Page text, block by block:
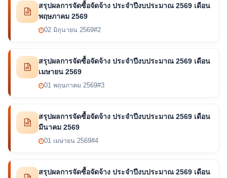
สรุปผลการจัดซื้อจัดจ้าง ประจำปีงบประมาณ 2569 เดือน
พฤษภาคม 2569
02 มิถุนายน 2569#2
สรุปผลการจัดซื้อจัดจ้าง ประจำปีงบประมาณ 2569 เดือน
เมษายน 2569
01 พฤษภาคม 2569#3
สรุปผลการจัดซื้อจัดจ้าง ประจำปีงบประมาณ 2569 เดือน
มีนาคม 2569
01 เมษายน 2569#4
สรุปผลการจัดซื้อจัดจ้าง ประจำปีงบประมาณ 2569 เดือน